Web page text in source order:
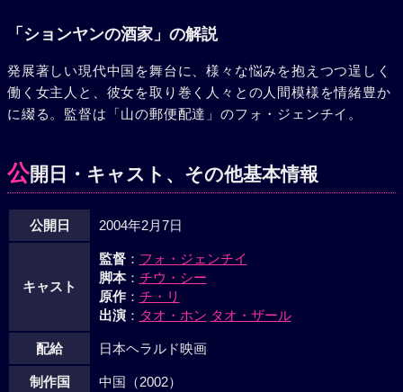
「ションヤンの酒家」の解説
発展著しい現代中国を舞台に、様々な悩みを抱えつつ逞しく
働く女主人と、彼女を取り巻く人々との人間模様を情緒豊か
に綴る。監督は「山の郵便配達」のフォ・ジェンチイ。
公開日・キャスト、その他基本情報
公開日 2004年2月7日
キャスト
監督： フォ・ジェンチイ
脚本： チウ・シー
原作： チ・リ
出演： タオ・ホン タオ・ザール
配給 日本ヘラルド映画
制作国 中国（2002）